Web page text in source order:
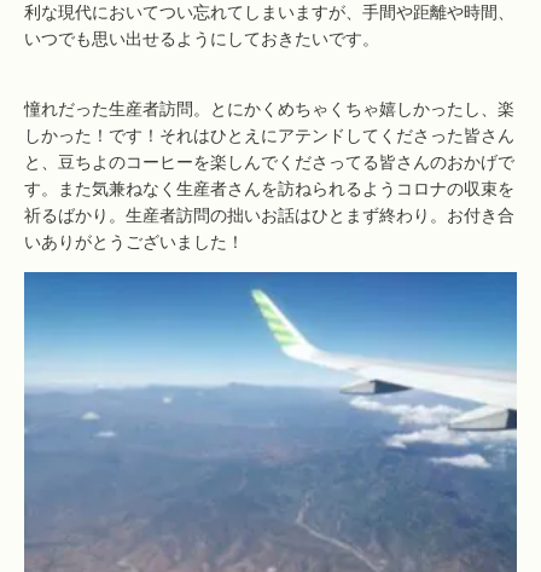
利な現代においてつい忘れてしまいますが、手間や距離や時間、
いつでも思い出せるようにしておきたいです。
憧れだった生産者訪問。とにかくめちゃくちゃ嬉しかったし、楽
しかった！です！それはひとえにアテンドしてくださった皆さん
と、豆ちよのコーヒーを楽しんでくださってる皆さんのおかげで
す。また気兼ねなく生産者さんを訪ねられるようコロナの収束を
祈るばかり。生産者訪問の拙いお話はひとまず終わり。お付き合
いありがとうございました！